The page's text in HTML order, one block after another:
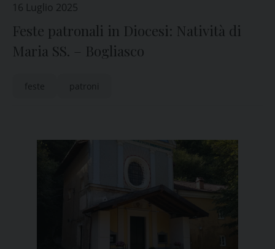
16 Luglio 2025
Feste patronali in Diocesi: Natività di
Maria SS. – Bogliasco
feste patroni